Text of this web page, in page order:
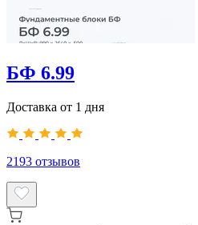
БФ 6.99
Доставка от 1 дня
2193 отзывов